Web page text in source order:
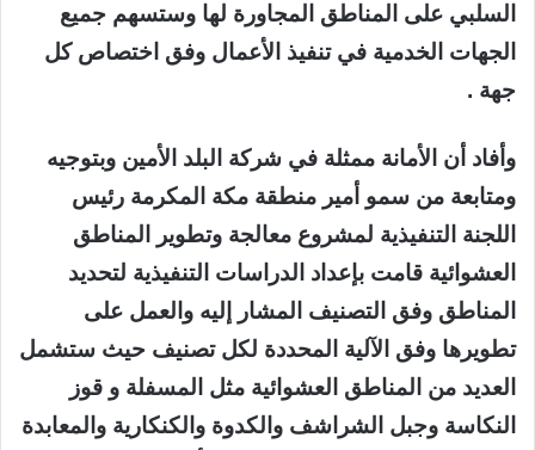
السلبي على المناطق المجاورة لها وستسهم جميع
الجهات الخدمية في تنفيذ الأعمال وفق اختصاص كل
جهة .
وأفاد أن الأمانة ممثلة في شركة البلد الأمين وبتوجيه
ومتابعة من سمو أمير منطقة مكة المكرمة رئيس
اللجنة التنفيذية لمشروع معالجة وتطوير المناطق
العشوائية قامت بإعداد الدراسات التنفيذية لتحديد
المناطق وفق التصنيف المشار إليه والعمل على
تطويرها وفق الآلية المحددة لكل تصنيف حيث ستشمل
العديد من المناطق العشوائية مثل المسفلة و قوز
النكاسة وجبل الشراشف والكدوة والكنكارية والمعابدة